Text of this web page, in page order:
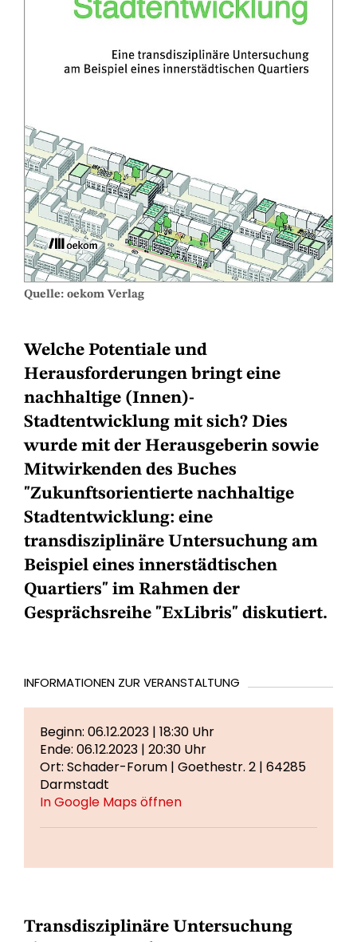
Quelle: oekom Verlag
Welche Potentiale und
Herausforderungen bringt eine
nachhaltige (Innen)-
Stadtentwicklung mit sich? Dies
wurde mit der Herausgeberin sowie
Mitwirkenden des Buches
"Zukunftsorientierte nachhaltige
Stadtentwicklung: eine
transdisziplinäre Untersuchung am
Beispiel eines innerstädtischen
Quartiers" im Rahmen der
Gesprächsreihe "ExLibris" diskutiert.
INFORMATIONEN ZUR VERANSTALTUNG
Beginn: 06.12.2023 | 18:30 Uhr
Ende: 06.12.2023 | 20:30 Uhr
Ort: Schader-Forum | Goethestr. 2 | 64285
Darmstadt
In Google Maps öffnen
Transdisziplinäre Untersuchung